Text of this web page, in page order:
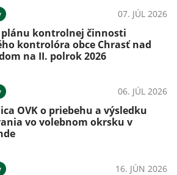
07. JÚL 2026
kontrolnej činnosti
kontrolóra obce Chrasť nad
na II. polrok 2026
06. JÚL 2026
OVK o priebehu a výsledku
vo volebnom okrsku v
16. JÚN 2026